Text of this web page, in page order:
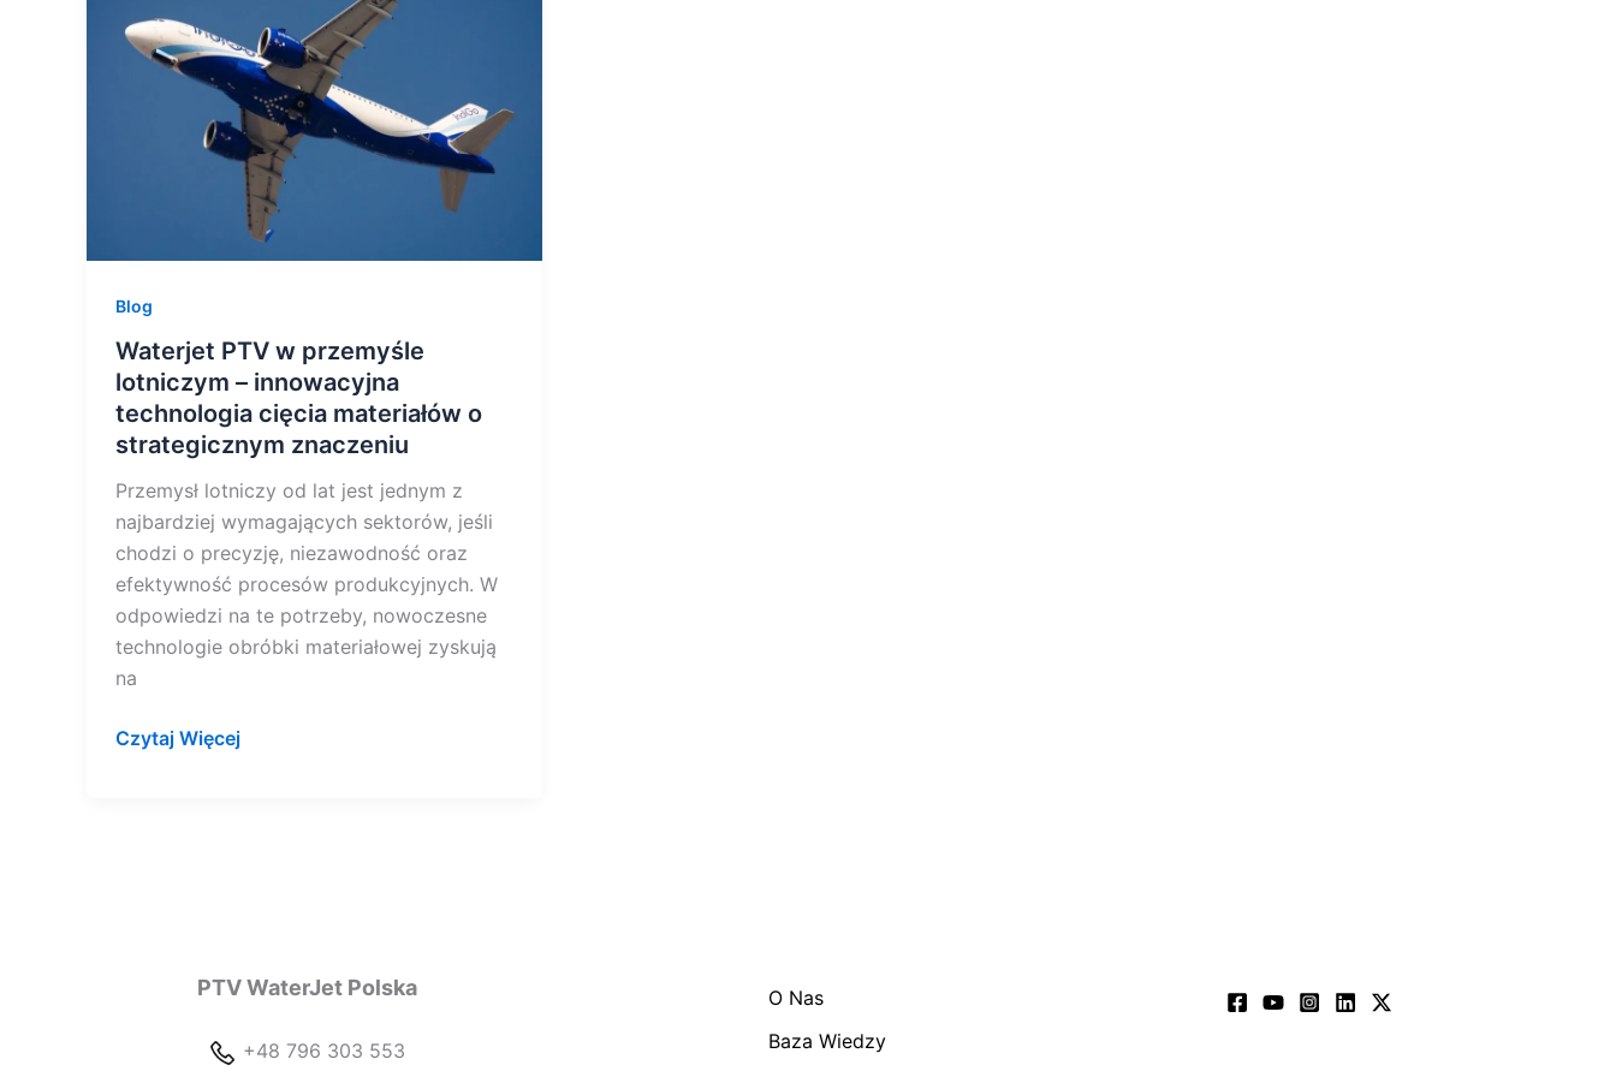
Blog
Waterjet PTV w przemyśle
lotniczym – innowacyjna
technologia cięcia materiałów o
strategicznym znaczeniu
Przemysł lotniczy od lat jest jednym z
najbardziej wymagających sektorów, jeśli
chodzi o precyzję, niezawodność oraz
efektywność procesów produkcyjnych. W
odpowiedzi na te potrzeby, nowoczesne
technologie obróbki materiałowej zyskują
na
przemyśle
lotniczym
innowacyjna
technologia
znaczeniu
Czytaj Więcej
PTV WaterJet Polska
+48 796 303 553
O Nas
Baza Wiedzy